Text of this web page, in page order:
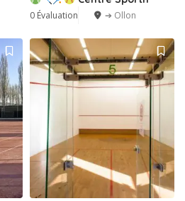
0 Évaluation ➔ Ollon